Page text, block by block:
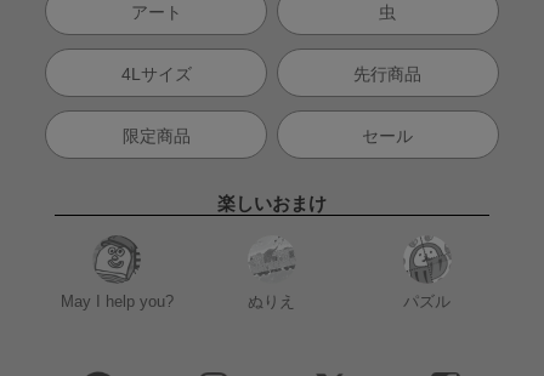
アート 虫
4Lサイズ 先行商品
限定商品 セール
楽しいおまけ
May I help you? ぬりえ パズル